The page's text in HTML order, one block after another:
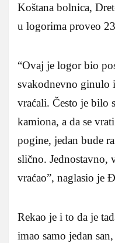
Koštana bolnica,
u logorima proveo
“Ovaj je logor bio
svakodnevno ginulo
vraćali. Često je bilo
kamiona, a da se
pogine, jedan bude
slično.
vraćao”, naglasio je
Rekao je i to da je
imao samo jedan